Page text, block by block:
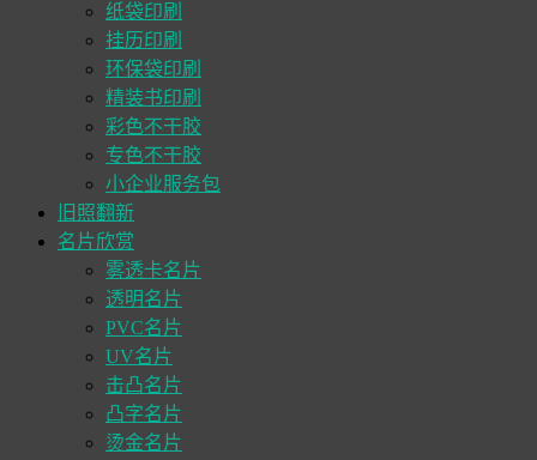
纸袋印刷
挂历印刷
环保袋印刷
精装书印刷
彩色不干胶
专色不干胶
小企业服务包
旧照翻新
名片欣赏
雾透卡名片
透明名片
PVC名片
UV名片
击凸名片
凸字名片
烫金名片